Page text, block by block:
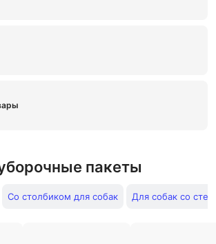
пакеты
Со столбиком для собак Для собак со